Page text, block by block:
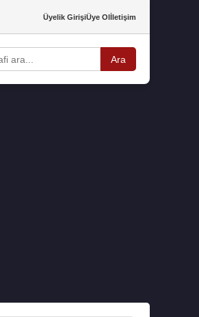
Üyelik GirişiÜye Olİletişim
Ara